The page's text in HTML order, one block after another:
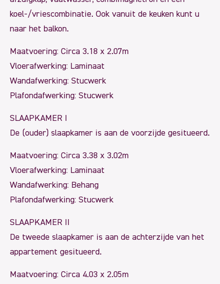
koel-/vriescombinatie. Ook vanuit de keuken kunt u
naar het balkon.
Maatvoering: Circa 3.18 x 2.07m
Vloerafwerking: Laminaat
Wandafwerking: Stucwerk
Plafondafwerking: Stucwerk
SLAAPKAMER I
De (ouder) slaapkamer is aan de voorzijde gesitueerd.
Maatvoering: Circa 3.38 x 3.02m
Vloerafwerking: Laminaat
Wandafwerking: Behang
Plafondafwerking: Stucwerk
SLAAPKAMER II
De tweede slaapkamer is aan de achterzijde van het
appartement gesitueerd.
Maatvoering: Circa 4.03 x 2.05m